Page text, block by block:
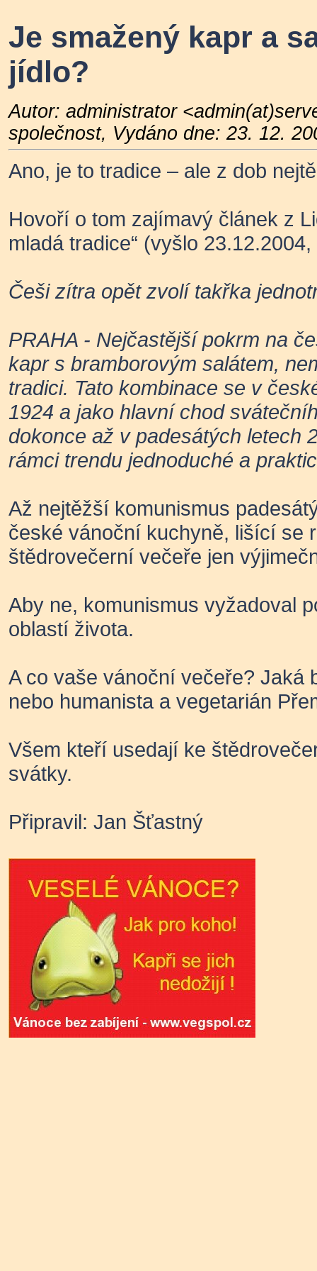
Je smažený kapr a
jídlo?
Autor: administrator
společnost, Vydáno dne: 23. 12.
Ano, je to tradice – ale z dob
Hovoří o tom zajímavý článek z
mladá tradice“ (vyšlo
Češi zítra opět zvolí takřka
PRAHA - Nejčastější pokrm na
kapr s bramborovým salátem,
tradici. Tato kombinace se v
1924 a jako hlavní chod
dokonce až v padesátých letech
rámci trendu jednoduché a
Až nejtěžší komunismus
české vánoční kuchyně, lišící se
štědrovečerní večeře jen
Aby ne, komunismus vyžadoval
oblastí života.
A co vaše vánoční večeře? Jaká
nebo humanista a vegetarián
Všem kteří usedají ke
svátky.
Připravil: Jan Šťastný